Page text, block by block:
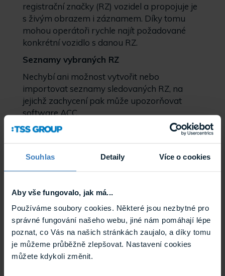
Souhlas Detaily Více o cookies
Aby vše fungovalo, jak má...
Používáme soubory cookies. Některé jsou nezbytné pro
správné fungování našeho webu, jiné nám pomáhají lépe
poznat, co Vás na našich stránkách zaujalo, a díky tomu
je můžeme průběžně zlepšovat. Nastavení cookies
můžete kdykoli změnit.
registrační značky (RZ) vozidel a propojuje je
s živým obrazem i záznamem. Díky tomu
mohou operátoři rychle najít požadované
konkrétní vozidlo s danou RZ.
Seznamy vybraných RZ
Nechybí ani možnost vytvořit nebo
importovat seznamy sledovaných RZ, na
jejichž zachycení pak může upozorňovat
software ACC.
Regionální podpora a ochrana dat
Avigilon LPR analýza je velmi přesná,
spolehlivá a lze ji úspěšně aplikovat v širokém
spektru regionů. Tuto technologii lze nasadit v
Austrálii. Samozřejmostí je i vysoká úroveň
ochrany získaných dat ať už z hlediska
vymezení přístupu k těmto datům, tak z
pohledu doby jejich uchovávání a následného
odstranění.